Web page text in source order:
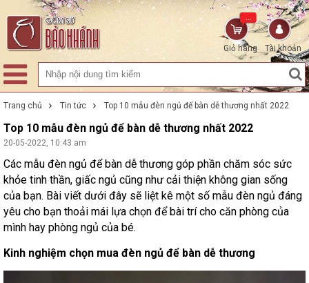
Tài khoản
Giỏ hàng
...
Trang chủ Tin tức Top 10 mẫu đèn ngủ để bàn dễ thương nhất 2022
Top 10 mẫu đèn ngủ để bàn dễ thương nhất 2022
20-05-2022, 10:43 am
Các mẫu đèn ngủ để bàn dễ thương góp phần chăm sóc sức
khỏe tinh thần, giấc ngủ cũng như cải thiện không gian sống
của bạn. Bài viết dưới đây sẽ liệt kê một số mẫu đèn ngủ đáng
yêu cho bạn thoải mái lựa chọn để bài trí cho căn phòng của
mình hay phòng ngủ của bé.
Kinh nghiệm chọn mua đèn ngủ để bàn dễ thương